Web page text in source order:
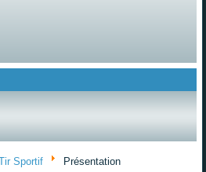
Sportif
Présentation